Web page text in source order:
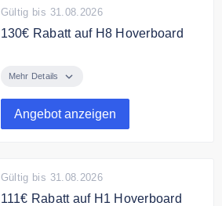
Gültig bis 31.08.2026
130€ Rabatt auf H8 Hoverboard
ein iHoverboard H8 700W 8,5"
Mehr Details
Angebot anzeigen
Gültig bis 31.08.2026
111€ Rabatt auf H1 Hoverboard